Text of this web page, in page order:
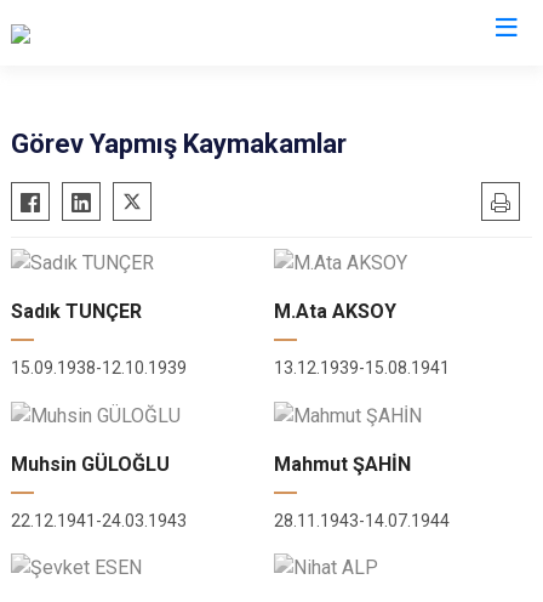
Akçakale
Birecik
Bozova
Ceylanpınar
Halfeti
Harran
Hilvan
Viranşehir
Haliliye
Eyyübiye
Karaköprü
Görev Yapmış Kaymakamlar
Sadık TUNÇER
15.09.1938-12.10.1939
M.Ata AKSOY
13.12.1939-15.08.1941
Muhsin GÜLOĞLU
22.12.1941-24.03.1943
Mahmut ŞAHİN
28.11.1943-14.07.1944